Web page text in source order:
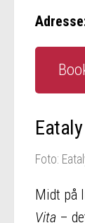
Foto:
Midt på
Vita –